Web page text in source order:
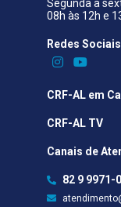
Segunda a
08h às 12h e
Redes Sociais​
CRF-AL em
CRF-AL TV
Canais de
82 9 9971-